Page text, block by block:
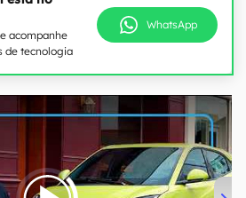
acompanhe
de tecnologia
WhatsApp